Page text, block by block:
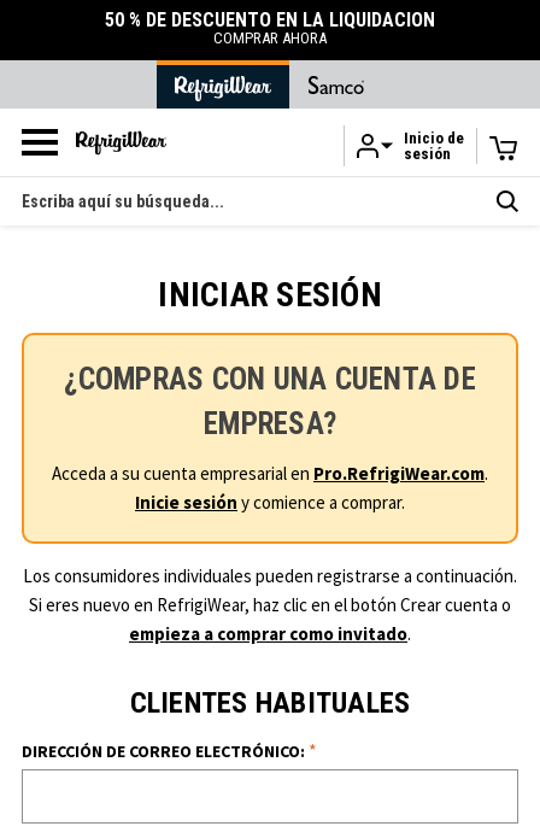
Ir al contenido principal
50 % DE DESCUENTO EN LA LIQUIDACIÓN
COMPRAR AHORA
Inicio de
sesión
Buscar
en
INICIAR SESIÓN
¿COMPRAS CON UNA CUENTA DE
EMPRESA?
Acceda a su cuenta empresarial en Pro.RefrigiWear.com.
Inicie sesión y comience a comprar.
Los consumidores individuales pueden registrarse a continuación.
Si eres nuevo en RefrigiWear, haz clic en el botón Crear cuenta o
empieza a comprar como invitado.
CLIENTES HABITUALES
DIRECCIÓN DE CORREO ELECTRÓNICO: *